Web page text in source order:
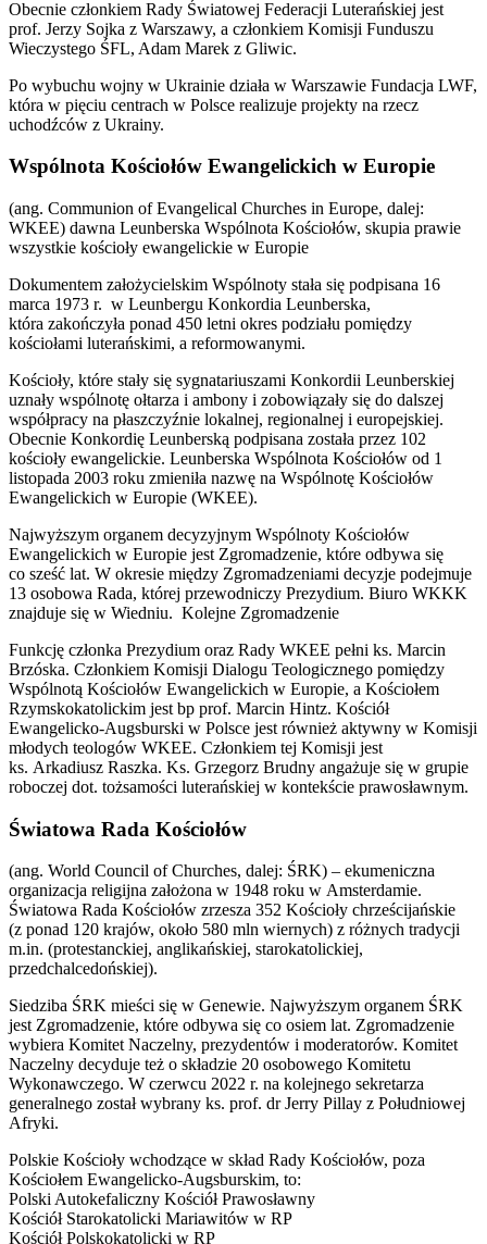
Obecnie członkiem Rady Światowej Federacji Luterańskiej jest
prof. Jerzy Sojka z Warszawy, a członkiem Komisji Funduszu
Wieczystego ŚFL, Adam Marek z Gliwic.
Po wybuchu wojny w Ukrainie działa w Warszawie Fundacja LWF,
która w pięciu centrach w Polsce realizuje projekty na rzecz
uchodźców z Ukrainy.
Wspólnota Kościołów Ewangelickich w Europie
(ang. Communion of Evangelical Churches in Europe, dalej:
WKEE) dawna Leunberska Wspólnota Kościołów, skupia prawie
wszystkie kościoły ewangelickie w Europie
Dokumentem założycielskim Wspólnoty stała się podpisana 16
marca 1973 r. w Leunbergu Konkordia Leunberska,
która zakończyła ponad 450 letni okres podziału pomiędzy
kościołami luterańskimi, a reformowanymi.
Kościoły, które stały się sygnatariuszami Konkordii Leunberskiej
uznały wspólnotę ołtarza i ambony i zobowiązały się do dalszej
współpracy na płaszczyźnie lokalnej, regionalnej i europejskiej.
Obecnie Konkordię Leunberską podpisana została przez 102
kościoły ewangelickie. Leunberska Wspólnota Kościołów od 1
listopada 2003 roku zmieniła nazwę na Wspólnotę Kościołów
Ewangelickich w Europie (WKEE).
Najwyższym organem decyzyjnym Wspólnoty Kościołów
Ewangelickich w Europie jest Zgromadzenie, które odbywa się
co sześć lat. W okresie między Zgromadzeniami decyzje podejmuje
13 osobowa Rada, której przewodniczy Prezydium. Biuro WKKK
znajduje się w Wiedniu. Kolejne Zgromadzenie
Funkcję członka Prezydium oraz Rady WKEE pełni ks. Marcin
Brzóska. Członkiem Komisji Dialogu Teologicznego pomiędzy
Wspólnotą Kościołów Ewangelickich w Europie, a Kościołem
Rzymskokatolickim jest bp prof. Marcin Hintz. Kościół
Ewangelicko-Augsburski w Polsce jest również aktywny w Komisji
młodych teologów WKEE. Członkiem tej Komisji jest
ks. Arkadiusz Raszka. Ks. Grzegorz Brudny angażuje się w grupie
roboczej dot. tożsamości luterańskiej w kontekście prawosławnym.
Światowa Rada Kościołów
(ang. World Council of Churches, dalej: ŚRK) – ekumeniczna
organizacja religijna założona w 1948 roku w Amsterdamie.
Światowa Rada Kościołów zrzesza 352 Kościoły chrześcijańskie
(z ponad 120 krajów, około 580 mln wiernych) z różnych tradycji
m.in. (protestanckiej, anglikańskiej, starokatolickiej,
przedchalcedońskiej).
Siedziba ŚRK mieści się w Genewie. Najwyższym organem ŚRK
jest Zgromadzenie, które odbywa się co osiem lat. Zgromadzenie
wybiera Komitet Naczelny, prezydentów i moderatorów. Komitet
Naczelny decyduje też o składzie 20 osobowego Komitetu
Wykonawczego. W czerwcu 2022 r. na kolejnego sekretarza
generalnego został wybrany ks. prof. dr Jerry Pillay z Południowej
Afryki.
Polskie Kościoły wchodzące w skład Rady Kościołów, poza
Kościołem Ewangelicko-Augsburskim, to:
Polski Autokefaliczny Kościół Prawosławny
Kościół Starokatolicki Mariawitów w RP
Kościół Polskokatolicki w RP